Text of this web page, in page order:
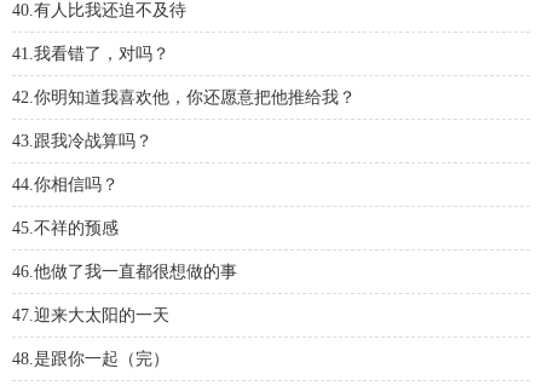
40.有人比我还迫不及待
41.我看错了，对吗？
42.你明知道我喜欢他，你还愿意把他推给我？
43.跟我冷战算吗？
44.你相信吗？
45.不祥的预感
46.他做了我一直都很想做的事
47.迎来大太阳的一天
48.是跟你一起（完）